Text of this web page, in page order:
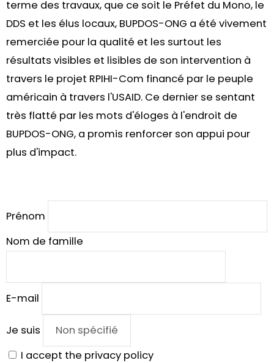
terme des travaux, que ce soit le Préfet du Mono, le
DDS et les élus locaux, BUPDOS-ONG a été vivement
remerciée pour la qualité et les surtout les
résultats visibles et lisibles de son intervention à
travers le projet RPIHI-Com financé par le peuple
américain à travers l'USAID. Ce dernier se sentant
très flatté par les mots d'éloges à l'endroit de
BUPDOS-ONG, a promis renforcer son appui pour
plus d'impact.
Prénom
Nom de famille
E-mail
Je suis
I accept the privacy policy